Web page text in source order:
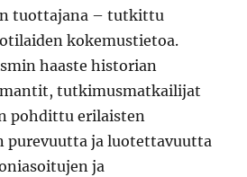
tuottajana – tutkittu
kokemustietoa.
haaste historian
tutkimusmatkailijat
pohdittu erilaisten
purevuutta ja luotettavuutta
ja